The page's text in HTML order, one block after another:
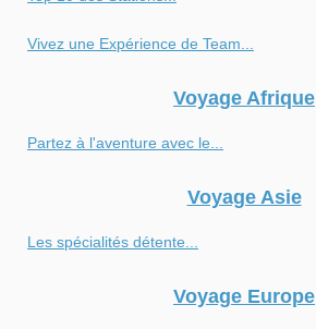
Vivez une Expérience de Team...
Voyage Afrique
Partez à l'aventure avec le...
Voyage Asie
Les spécialités détente...
Voyage Europe